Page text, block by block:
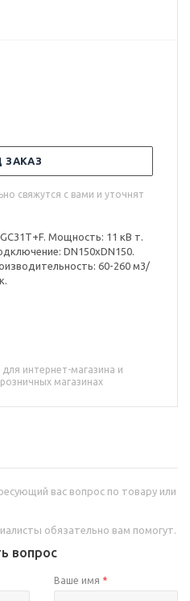
ЗАКАЗ
свяжутся с вами и уточнят
Мощность: 11 кВ т.
DN150xDN150.
60-260 м3/
интернет-магазина и
магазинах
вас вопрос по товару или
обязательно вам помогут.
вопрос
Ваше имя *